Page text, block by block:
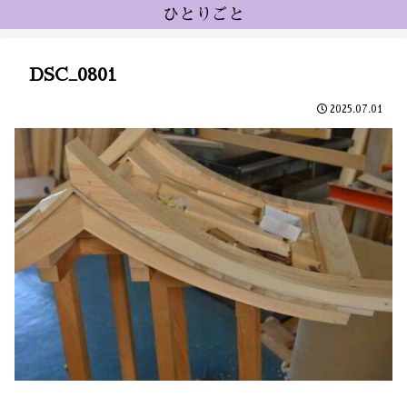
ひとりごと
DSC_0801
2025.07.01